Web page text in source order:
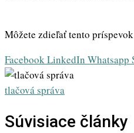
Môžete zdieľať tento
FacebookLinkedIn Whatsapp
tlačová správa
Súvisiace články